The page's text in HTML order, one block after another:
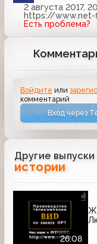
2 августа 2017,
https://www.net-
Есть проблема?
Войдите или
комментарий
Вход через
Другие
истории
26:08